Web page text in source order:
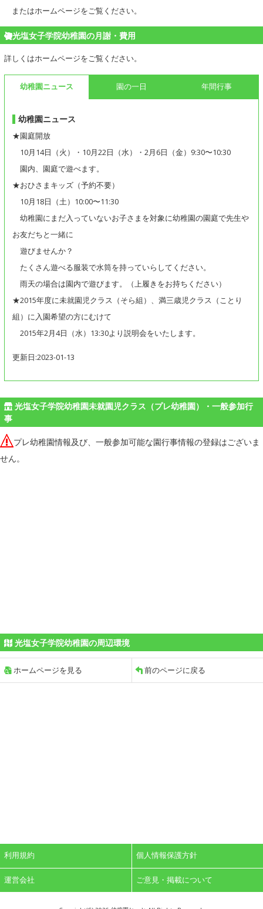
またはホームページをご覧ください。
光塩女子学院幼稚園の月謝・費用
詳しくはホームページをご覧ください。
幼稚園ニュース 園の一日 年間行事
幼稚園ニュース
★園庭開放
10月14日（火）・10月22日（水）・2月6日（金）9:30〜10:30
園内、園庭で遊べます。
★おひさまキッズ（予約不要）
10月18日（土）10:00〜11:30
幼稚園にまだ入っていないお子さまを対象に幼稚園の園庭で先生や
お友だちと一緒に
遊びませんか？
たくさん遊べる服装で水筒を持っていらしてください。
雨天の場合は園内で遊びます。（上履きをお持ちください）
★2015年度に未就園児クラス（そら組）、満三歳児クラス（ことり
組）に入園希望の方にむけて
2015年2月4日（水）13:30より説明会をいたします。
更新日:2023-01-13
光塩女子学院幼稚園未就園児クラス（プレ幼稚園）・一般参加行
事
プレ幼稚園情報及び、一般参加可能な園行事情報の登録はございま
せん。
光塩女子学院幼稚園の周辺環境
ホームページを見る 前のページに戻る
利用規約 個人情報保護方針
運営会社 ご意見・掲載について